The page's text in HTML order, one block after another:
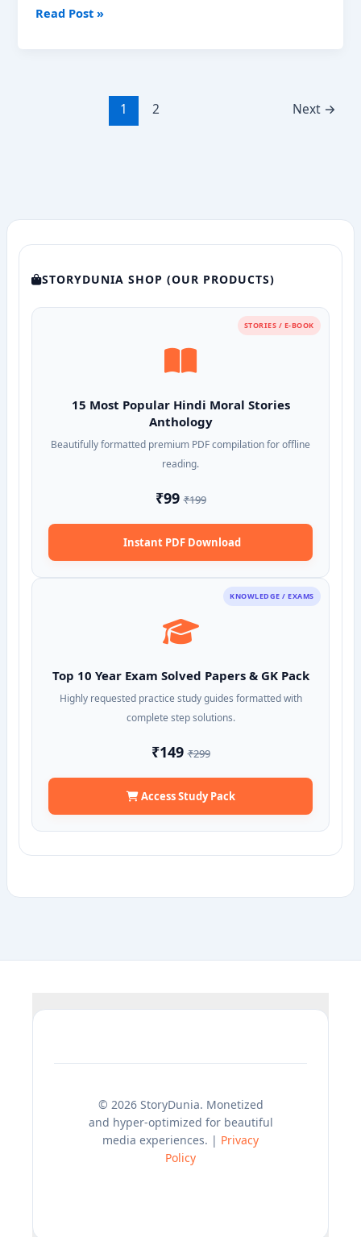
Know
Govardhan
महत्व
और
पूजा
Read Post »
1 2 Next →
STORYDUNIA SHOP (OUR PRODUCTS)
STORIES / E-BOOK
15 Most Popular Hindi Moral Stories
Anthology
Beautifully formatted premium PDF compilation for offline
reading.
₹99₹199
Instant PDF Download
KNOWLEDGE / EXAMS
Top 10 Year Exam Solved Papers & GK Pack
Highly requested practice study guides formatted with
complete step solutions.
₹149₹299
Access Study Pack
© 2026 StoryDunia. Monetized
and hyper-optimized for beautiful
media experiences. | Privacy
Policy